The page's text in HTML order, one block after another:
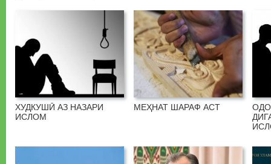
ХУДКУШӢ АЗ НАЗАРИ
ИСЛОМ
МЕҲНАТ ШАРАФ АСТ